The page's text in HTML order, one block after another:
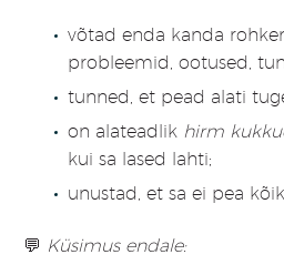
võtad enda kanda
probleemid, ootused,
tunned, et pead alati
on alateadlik hirm
kui sa lased lahti;
unustad, et sa ei pea
💬 Küsimus endale: